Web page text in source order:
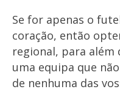
Se for apenas o
coração, então
regional, para além
uma equipa que
de nenhuma das